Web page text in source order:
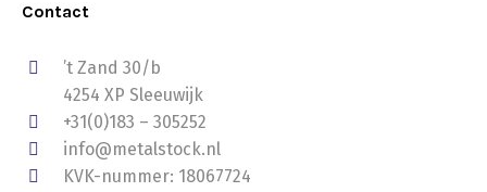
Contact
’t Zand 30/b
4254 XP Sleeuwijk
+31(0)183 – 305252
info@metalstock.nl
KVK-nummer: 18067724